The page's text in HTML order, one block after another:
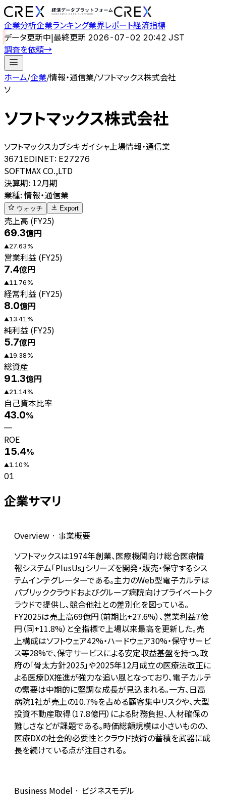
企業分析企業ランキング業界レポート経済指標
データ更新中|最終更新 2026-07-02 20:42 JST
調査を依頼→
ホーム/企業/情報・通信業/ソフトマックス株式会社
ソ
ソフトマックス株式会社
ソフトマックスカブシキガイシャ 上場情報・通信業
3671EDINET: E27276
SOFTMAX CO.,LTD
決算期: 12月期
業種: 情報・通信業
ウォッチ Export
売上高 (FY25)
69.3億円
▲27.63%
営業利益 (FY25)
7.4億円
▲11.76%
経常利益 (FY25)
8.0億円
▲13.41 %
純利益 (FY25)
5.7億円
▲19.38%
総資産
91.3億円
▲21.14%
自己資本比率
43.0%
—
ROE
15.4%
▲1.10%
01
企業サマリ
Overview · 事業概要
ソフトマックスは1974年創業、医療機関向け総合医療情
報システム「PlusUs」シリーズを開発・販売・保守するシス
テムインテグレーターである。主力のWeb型電子カルテは
パブリッククラウドおよびグループ病院向けプライベートク
ラウドで提供し、競合他社との差別化を図っている。
FY2025は売上高69億円（前期比+27.6%）、営業利益7億
円（同+11.8%）と全指標で上場以来最高を更新した。売
上構成はソフトウェア42%・ハードウェア30%・保守サービ
ス等28%で、保守サービスによる安定収益基盤を持つ。政
府の「骨太方針2025」や2025年12月成立の医療法改正に
よる医療DX推進が強力な追い風となっており、電子カルテ
の需要は中期的に堅調な成長が見込まれる。一方、日高
病院1社が売上の10.7%を占める顧客集中リスクや、大型
投資不動産取得（17.8億円）による財務負担、人材確保の
難しさなどが課題である。時価総額規模は小さいものの、
医療DXの社会的必要性とクラウド技術の蓄積を武器に成
長を続けている点が注目される。
Business Model · ビジネスモデル